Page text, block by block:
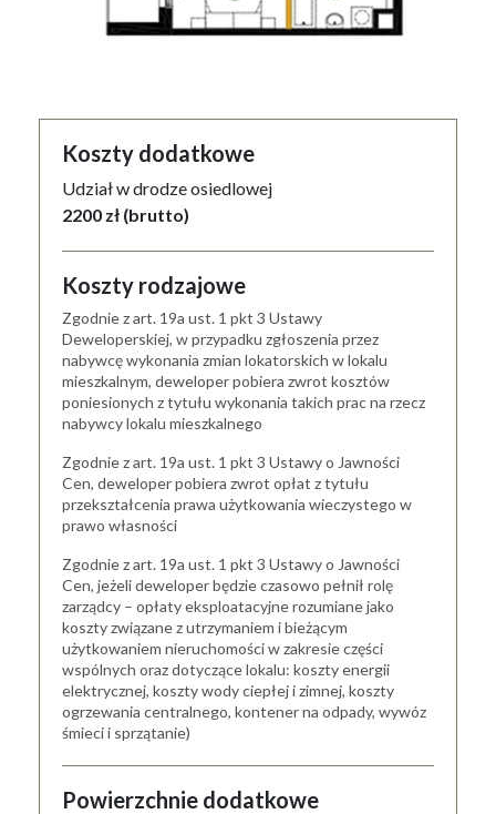
Koszty dodatkowe
Udział w drodze osiedlowej
2200 zł (brutto)
Koszty rodzajowe
Zgodnie z art. 19a ust. 1 pkt 3 Ustawy
Deweloperskiej, w przypadku zgłoszenia przez
nabywcę wykonania zmian lokatorskich w lokalu
mieszkalnym, deweloper pobiera zwrot kosztów
poniesionych z tytułu wykonania takich prac na rzecz
nabywcy lokalu mieszkalnego
Zgodnie z art. 19a ust. 1 pkt 3 Ustawy o Jawności
Cen, deweloper pobiera zwrot opłat z tytułu
przekształcenia prawa użytkowania wieczystego w
prawo własności
Zgodnie z art. 19a ust. 1 pkt 3 Ustawy o Jawności
Cen, jeżeli deweloper będzie czasowo pełnił rolę
zarządcy – opłaty eksploatacyjne rozumiane jako
koszty związane z utrzymaniem i bieżącym
użytkowaniem nieruchomości w zakresie części
wspólnych oraz dotyczące lokalu: koszty energii
elektrycznej, koszty wody ciepłej i zimnej, koszty
ogrzewania centralnego, kontener na odpady, wywóz
śmieci i sprzątanie)
Powierzchnie dodatkowe